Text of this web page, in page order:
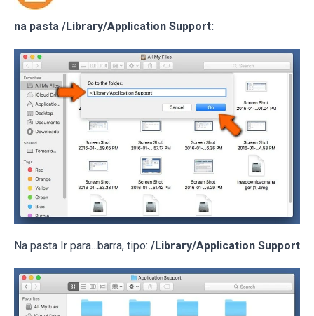
na pasta /Library/Application Support:
Na pasta Ir para...barra, tipo: /Library/Application Support